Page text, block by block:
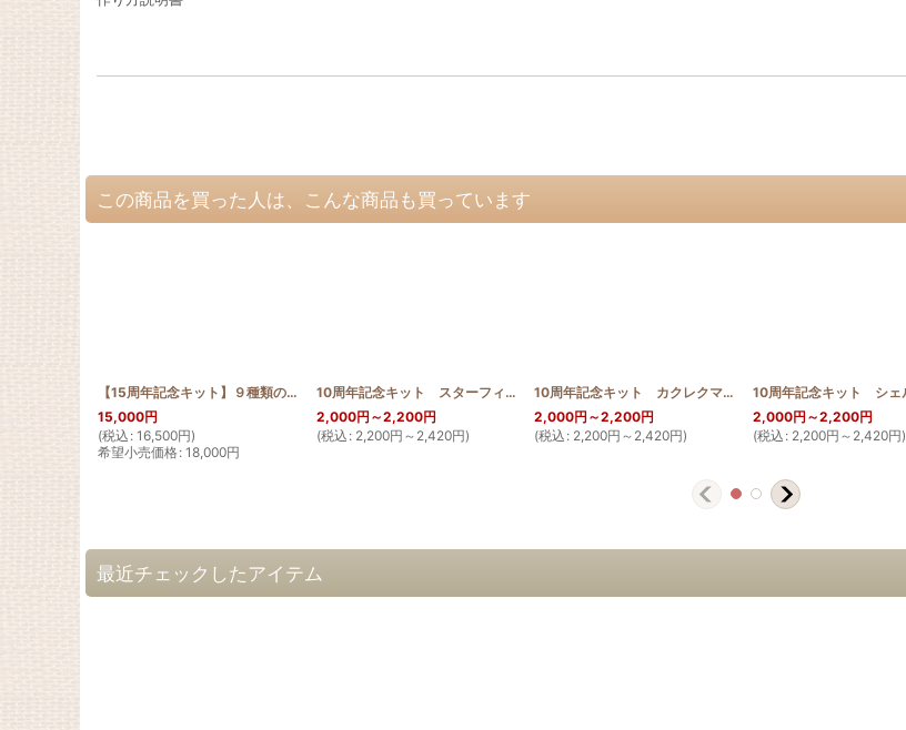
この商品を買った人は、こんな商品も買っています
【15周年記念キット】９種類のタペストリーセット [ 15th_ALL]
15,000円
(税込 : 16,500円)
希望小売価格: 18,000円
10周年記念キット スターフィッシュ 30cm [10th_starfish]
2,000円 ～2,200円
(税込 : 2,200円 ～2,420円)
10周年記念キット カクレクマノミ 30cm [10th_kakure]
2,000円 ～2,200円
(税込 : 2,200円 ～2,420円)
2,000円 ～2,200円
(税込 : 2,200円 ～2,420円)
最近チェックしたアイテム